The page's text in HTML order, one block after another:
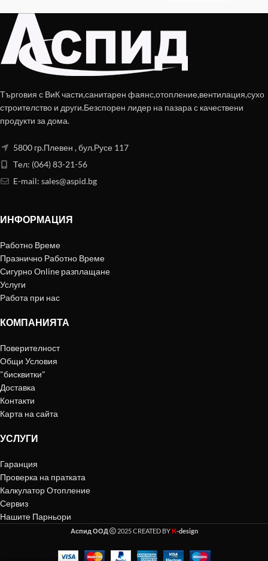
Търговия с ВиК части,санитарен фаянс,отопление,вентилация,сухо
строителство и други.Безспорен лидер на пазара с качествени
продукти за дома.
5800 гр.Плевен , бул.Русе 117
Тел: (064) 83-21-56
E-mail: sales@aspid.bg
ИНФОРМАЦИЯ
Работно Време
Празнично Работно Време
Сигурно Online разплащане
Услуги
Работа при нас
КОМПАНИЯТА
Поверителност
Общи Условия
"бисквитки"
Доставка
Контакти
Карта на сайта
УСЛУГИ
Гаранция
Проверка на пратката
Калкулатор Отопление
Сервиз
Нашите Парньори
Аспид ООД 2025 CREATED BY K-design